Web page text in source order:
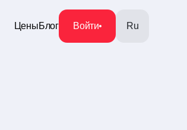
ЦеныБлог Войти Ru